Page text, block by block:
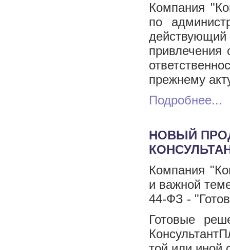
Компания
по
привлечения
прежнему
Подробнее...
НОВЫЙ
Компания
и важной
44-ФЗ -
Готовые